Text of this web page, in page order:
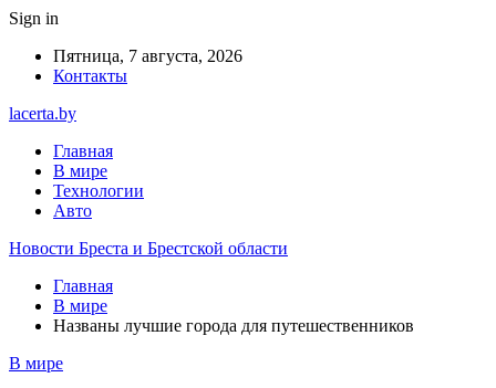
Sign in
Пятница, 7 августа, 2026
Контакты
lacerta.by
Главная
В мире
Технологии
Авто
Новости Бреста и Брестской области
Главная
В мире
Названы лучшие города для путешественников
В мире